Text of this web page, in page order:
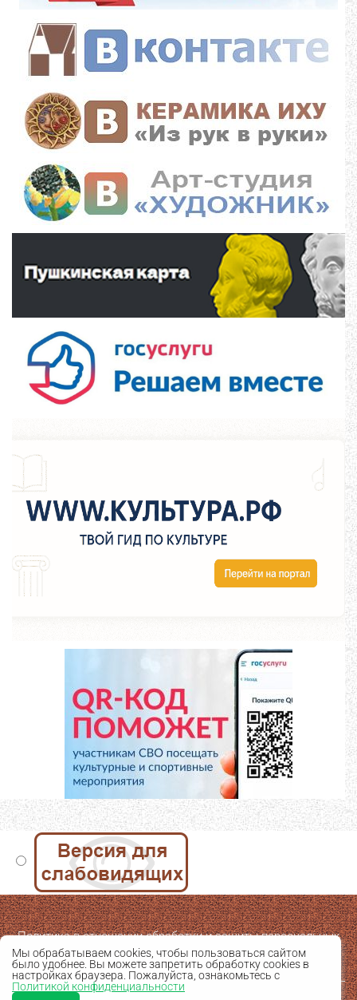
Политика в отношении обработки и защиты персональных
данных
Мы обрабатываем cookies, чтобы пользоваться сайтом
было удобнее. Вы можете запретить обработку cookies в
настройках браузера. Пожалуйста, ознакомьтесь с
Политикой конфиденциальности